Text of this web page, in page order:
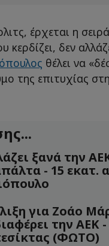
έρχεται η
δεν
θέλει να
της επιτυχίας
ξανά την
- 15 εκατ.
για Ζοάο
την ΑΕΚ
(ΦΩΤΟ)